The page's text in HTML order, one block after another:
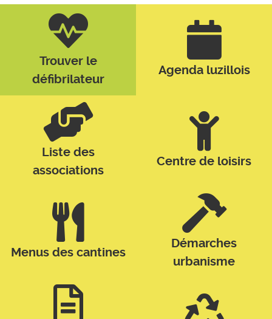
Trouver le
défibrilateur
Agenda luzillois
Liste des
associations
Centre de loisirs
Menus des cantines
Démarches
urbanisme